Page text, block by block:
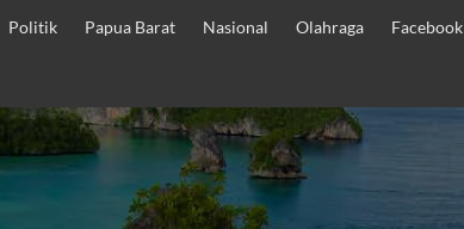
Politik Papua Barat Nasional Olahraga Facebook